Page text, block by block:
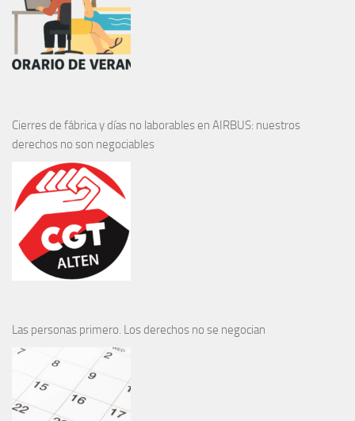
Cierres de fábrica y días no laborables en AIRBUS: nuestros
derechos no son negociables
Las personas primero. Los derechos no se negocian